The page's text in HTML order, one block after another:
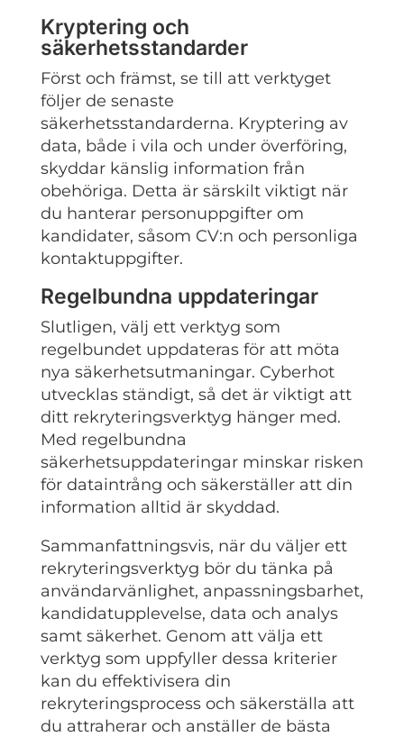
Kryptering och
säkerhetsstandarder
Först och främst, se till att verktyget
följer de senaste
säkerhetsstandarderna. Kryptering av
data, både i vila och under överföring,
skyddar känslig information från
obehöriga. Detta är särskilt viktigt när
du hanterar personuppgifter om
kandidater, såsom CV:n och personliga
kontaktuppgifter.
Regelbundna uppdateringar
Slutligen, välj ett verktyg som
regelbundet uppdateras för att möta
nya säkerhetsutmaningar. Cyberhot
utvecklas ständigt, så det är viktigt att
ditt rekryteringsverktyg hänger med.
Med regelbundna
säkerhetsuppdateringar minskar risken
för dataintrång och säkerställer att din
information alltid är skyddad.
Sammanfattningsvis, när du väljer ett
rekryteringsverktyg bör du tänka på
användarvänlighet, anpassningsbarhet,
kandidatupplevelse, data och analys
samt säkerhet. Genom att välja ett
verktyg som uppfyller dessa kriterier
kan du effektivisera din
rekryteringsprocess och säkerställa att
du attraherar och anställer de bästa